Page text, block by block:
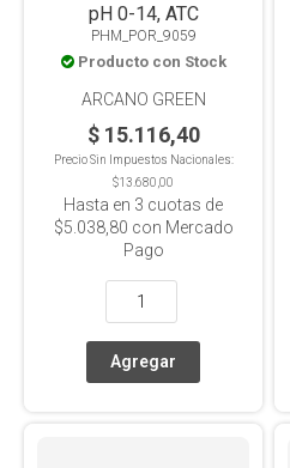
pH 0-14, ATC
PHM_POR_9059
Producto con Stock
ARCANO GREEN
$ 15.116,40
Precio Sin Impuestos Nacionales:
$13.680,00
Hasta en 3 cuotas de
$5.038,80 con Mercado
Pago